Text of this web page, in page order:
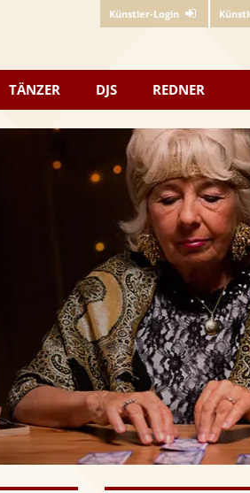
Künstler-Login
TÄNZER DJS REDNER